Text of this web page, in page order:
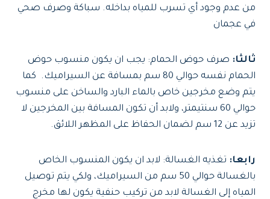
من عدم وجود أي تسرب للمياه بداخله. سباكة وصرف صحي
في عجمان
ثالثا: صرف حوض الحمام: يجب ان يكون منسوب حوض
الحمام نفسه حوالي 80 سم بمسافة عن السيراميك. كما
يتم وضع مخرجين خاص بالماء البارد والساخن على منسوب
حوالي 60 سنتيمتر، ولابد أن تكون المسافة بين المخرجين لا
تزيد عن 12 سم لضمان الحفاظ على المظهر اللائق.
رابعا: تغذيه الغسالة: لابد ان يكون المنسوب الخاص
بالغسالة حوالي 50 سم من السيراميك، ولكي يتم توصيل
المياه إلى الغسالة لابد من تركيب حنفية يكون لها مخرج